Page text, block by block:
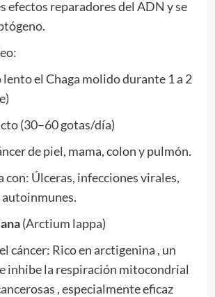
efectos reparadores del ADN y se
lento el Chaga molido durante 1 a 2
(30–60 gotas/día)
de piel, mama, colon y pulmón.
con: Úlceras, infecciones virales,
(Arctium lappa)
cáncer: Rico en arctigenina , un
inhibe la respiración mitocondrial
, especialmente eficaz